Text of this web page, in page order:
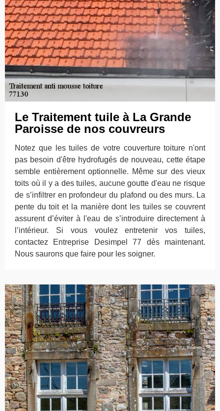
Le Traitement tuile à La Grande
Paroisse de nos couvreurs
Notez que les tuiles de votre couverture toiture n'ont
pas besoin d'être hydrofugés de nouveau, cette étape
semble entièrement optionnelle. Même sur des vieux
toits où il y a des tuiles, aucune goutte d'eau ne risque
de s’infiltrer en profondeur du plafond ou des murs. La
pente du toit et la manière dont les tuiles se couvrent
assurent d’éviter à l'eau de s’introduire directement à
l’intérieur. Si vous voulez entretenir vos tuiles,
contactez Entreprise Desimpel 77 dès maintenant.
Nous saurons que faire pour les soigner.